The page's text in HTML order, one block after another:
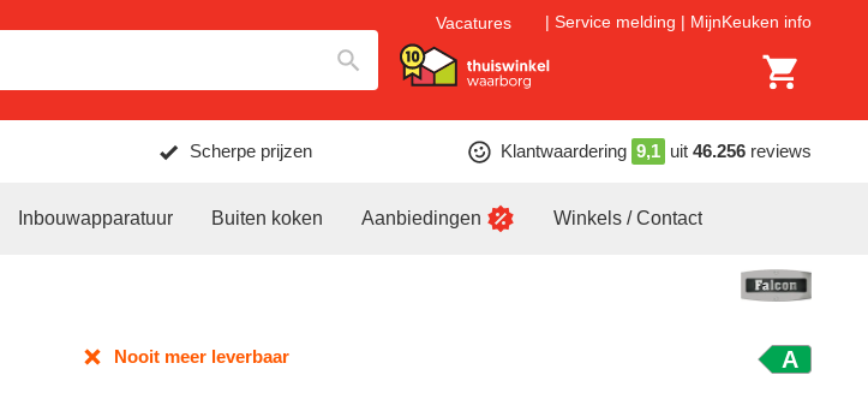
Vacatures Service melding MijnKeuken info
Scherpe prijzen Klantwaardering 9,1 uit 46.256 reviews
Inbouwapparatuur Buiten koken Aanbiedingen Winkels / Contact
Nooit meer leverbaar A